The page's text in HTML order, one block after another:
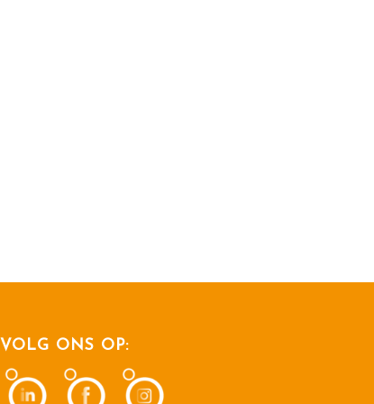
VOLG ONS OP: